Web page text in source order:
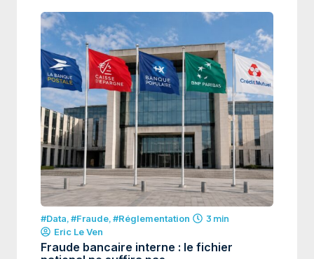
#Data,#Fraude,#Réglementation
3 min
Eric Le Ven
Fraude bancaire interne : le fichier